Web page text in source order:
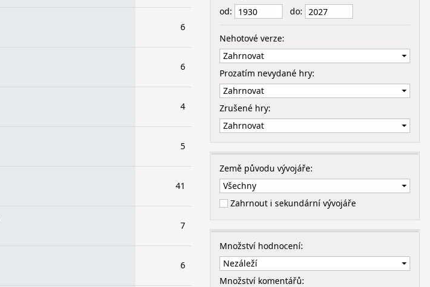
6
6
4
5
41
7
6
od:
do:
Nehotové verze:
Prozatím nevydané hry:
Zrušené hry:
Země původu vývojáře:
Zahrnout i sekundární vývojáře
Množství hodnocení:
Množství komentářů: